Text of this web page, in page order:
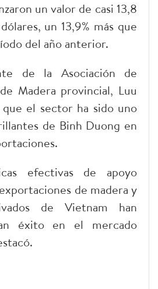
un valor de casi 13,8
un 13,9% más que
del año anterior.
de la Asociación de
Madera provincial, Luu
el sector ha sido uno
de Binh Duong en
efectivas de apoyo
de madera y
de Vietnam han
éxito en el mercado